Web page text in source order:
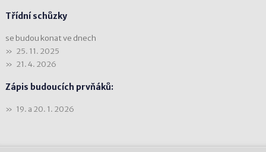
Třídní schůzky
se budou konat ve dnech
25. 11. 2025
21. 4. 2026
Zápis budoucích prvňáků:
19. a 20. 1. 2026